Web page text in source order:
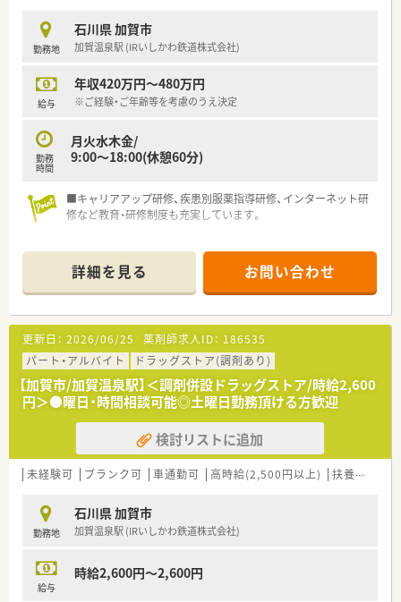
理解がある企業様です
勤務地
石川県 加賀市
加賀温泉駅 (IRいしかわ鉄道株式会社)
給与
年収420万円～480万円
※ご経験・ご年齢等を考慮のうえ決定
勤務
時間
月火水木金/
9:00～18:00(休憩60分)
■キャリアアップ研修、疾患別服薬指導研修、インターネット研
修など教育・研修制度も充実しています。
詳細を見る お問い合わせ
更新日： 2026/06/25 薬剤師求人ID： 186535
パート・アルバイト
ドラッグストア(調剤あり)
【加賀市/加賀温泉駅】＜調剤併設ドラッグストア/時給2,600
円＞●曜日・時間相談可能◎土曜日勤務頂ける方歓迎
検討リストに追加
未経験可 ブランク可 車通勤可 高時給(2,500円以上) 扶養内勤務OK
勤務地
石川県 加賀市
加賀温泉駅 (IRいしかわ鉄道株式会社)
給与
時給2,600円～2,600円